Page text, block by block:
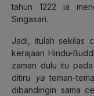
tahun 1222 ia
Singasari.
Jadi, itulah sekilas
kerajaan Hindu-
zaman dulu itu
ditiru
yateman-
dibandingin sama